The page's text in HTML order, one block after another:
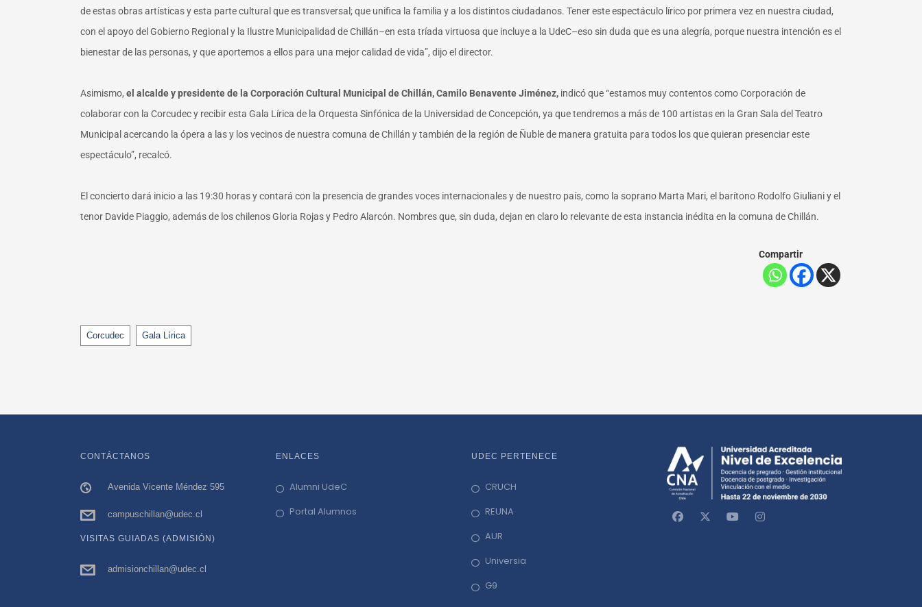
de estas obras artísticas y esta parte cultural que es transversal; que unifica la familia y a los distintos ciudadanos. Tener este espectáculo lírico por primera vez en nuestra ciudad,
con el apoyo del Gobierno Regional y la Ilustre Municipalidad de Chillán–en esta tríada virtuosa que incluye a la UdeC–eso sin duda que es una alegría, porque nuestra intención es el
bienestar de las personas, y que aportemos a ellos para una mejor calidad de vida”, dijo el director.
Asimismo, el alcalde y presidente de la Corporación Cultural Municipal de Chillán, Camilo Benavente Jiménez, indicó que “estamos muy contentos como Corporación de
colaborar con la Corcudec y recibir esta Gala Lírica de la Orquesta Sinfónica de la Universidad de Concepción, ya que tendremos a más de 100 artistas en la Gran Sala del Teatro
Municipal acercando la ópera a las y los vecinos de nuestra comuna de Chillán y también de la región de Ñuble de manera gratuita para todos los que quieran presenciar este
espectáculo”, recalcó.
El concierto dará inicio a las 19:30 horas y contará con la presencia de grandes voces internacionales y de nuestro país, como la soprano Marta Mari, el barítono Rodolfo Giuliani y el
tenor Davide Piaggio, además de los chilenos Gloria Rojas y Pedro Alarcón. Nombres que, sin duda, dejan en claro lo relevante de esta instancia inédita en la comuna de Chillán.
Compartir
Tags
Corcudec Gala Lírica
CONTÁCTANOS
Avenida Vicente Méndez 595
campuschillan@udec.cl
VISITAS GUIADAS (ADMISIÓN)
admisionchillan@udec.cl
ENLACES
Alumni UdeC
Portal Alumnos
UDEC PERTENECE
CRUCH
REUNA
AUR
Universia
G9